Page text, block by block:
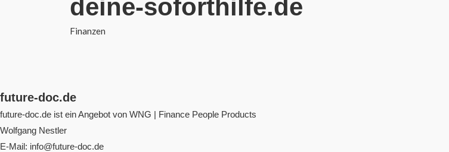
deine-soforthilfe.de
Finanzen
future-doc.de
future-doc.de ist ein Angebot von WNG | Finance People Products
Wolfgang Nestler
E-Mail: info@future-doc.de